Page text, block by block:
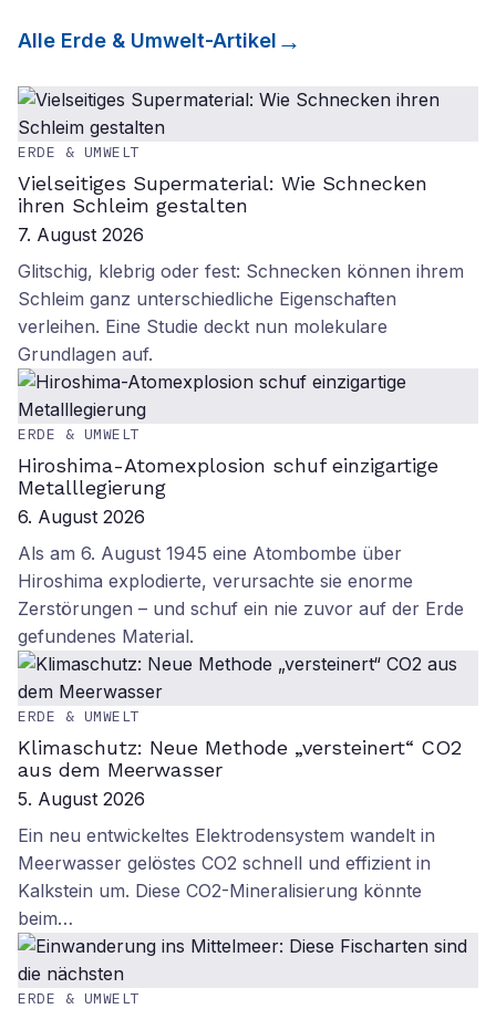
Alle Erde & Umwelt-Artikel
ERDE & UMWELT
Vielseitiges Supermaterial: Wie Schnecken
ihren Schleim gestalten
7. August 2026
Glitschig, klebrig oder fest: Schnecken können ihrem
Schleim ganz unterschiedliche Eigenschaften
verleihen. Eine Studie deckt nun molekulare
Grundlagen auf.
ERDE & UMWELT
Hiroshima-Atomexplosion schuf einzigartige
Metalllegierung
6. August 2026
Als am 6. August 1945 eine Atombombe über
Hiroshima explodierte, verursachte sie enorme
Zerstörungen – und schuf ein nie zuvor auf der Erde
gefundenes Material.
ERDE & UMWELT
Klimaschutz: Neue Methode „versteinert“ CO2
aus dem Meerwasser
5. August 2026
Ein neu entwickeltes Elektrodensystem wandelt in
Meerwasser gelöstes CO2 schnell und effizient in
Kalkstein um. Diese CO2-Mineralisierung könnte
beim…
ERDE & UMWELT